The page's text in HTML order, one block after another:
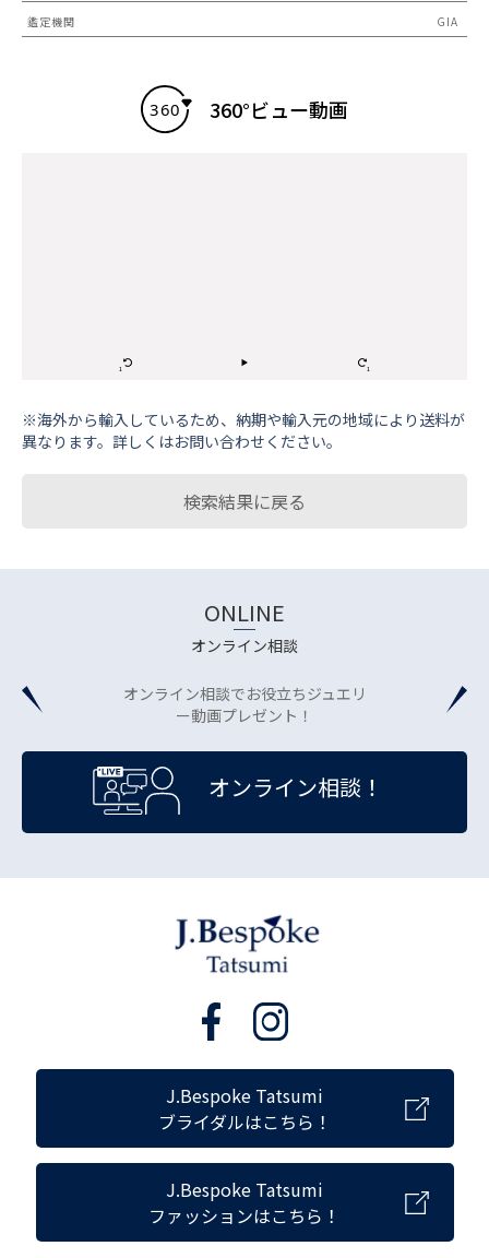
鑑定機関 GIA
360°ビュー動画
※海外から輸⼊しているため、納期や輸⼊元の地域により送料が
異なります。詳しくはお問い合わせください。
検索結果に戻る
ONLINE
オンライン相談
オンライン相談でお役立ちジュエリ
ー動画プレゼント！
オンライン相談！
J.Bespoke Tatsumi
ブライダルはこちら！
J.Bespoke Tatsumi
ファッションはこちら！